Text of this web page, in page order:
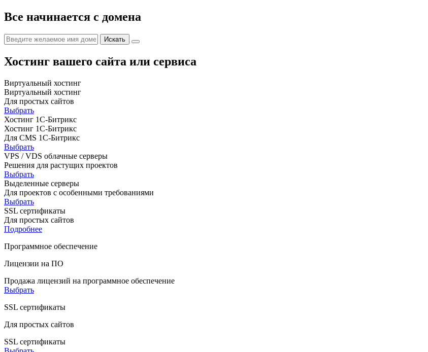
Все начинается с домена
Хостинг вашего сайта или сервиса
Виртуальный хостинг
Виртуальный хостинг
Для простых сайтов
Выбрать
Хостинг 1С-Битрикс
Хостинг 1С-Битрикс
Для CMS 1С-Битрикс
Выбрать
VPS / VDS облачные серверы
Решения для растущих проектов
Выбрать
Выделенные серверы
Для проектов с особенными требованиями
Выбрать
SSL сертификаты
Для простых сайтов
Подробнее
Программное обеспечение
Лицензии на ПО
Продажа лицензий на программное обеспечение
Выбрать
SSL сертификаты
Для простых сайтов
SSL сертификаты